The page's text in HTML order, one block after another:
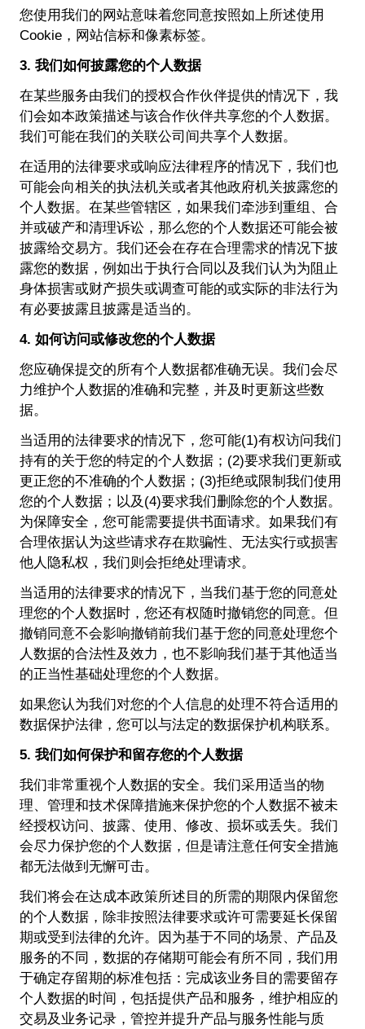
您使用我们的网站意味着您同意按照如上所述使用
Cookie，网站信标和像素标签。
3. 我们如何披露您的个人数据
在某些服务由我们的授权合作伙伴提供的情况下，我
们会如本政策描述与该合作伙伴共享您的个人数据。
我们可能在我们的关联公司间共享个人数据。
在适用的法律要求或响应法律程序的情况下，我们也
可能会向相关的执法机关或者其他政府机关披露您的
个人数据。在某些管辖区，如果我们牵涉到重组、合
并或破产和清理诉讼，那么您的个人数据还可能会被
披露给交易方。我们还会在存在合理需求的情况下披
露您的数据，例如出于执行合同以及我们认为为阻止
身体损害或财产损失或调查可能的或实际的非法行为
有必要披露且披露是适当的。
4. 如何访问或修改您的个人数据
您应确保提交的所有个人数据都准确无误。我们会尽
力维护个人数据的准确和完整，并及时更新这些数
据。
当适用的法律要求的情况下，您可能(1)有权访问我们
持有的关于您的特定的个人数据；(2)要求我们更新或
更正您的不准确的个人数据；(3)拒绝或限制我们使用
您的个人数据；以及(4)要求我们删除您的个人数据。
为保障安全，您可能需要提供书面请求。如果我们有
合理依据认为这些请求存在欺骗性、无法实行或损害
他人隐私权，我们则会拒绝处理请求。
当适用的法律要求的情况下，当我们基于您的同意处
理您的个人数据时，您还有权随时撤销您的同意。但
撤销同意不会影响撤销前我们基于您的同意处理您个
人数据的合法性及效力，也不影响我们基于其他适当
的正当性基础处理您的个人数据。
如果您认为我们对您的个人信息的处理不符合适用的
数据保护法律，您可以与法定的数据保护机构联系。
5. 我们如何保护和留存您的个人数据
我们非常重视个人数据的安全。我们采用适当的物
理、管理和技术保障措施来保护您的个人数据不被未
经授权访问、披露、使用、修改、损坏或丢失。我们
会尽力保护您的个人数据，但是请注意任何安全措施
都无法做到无懈可击。
我们将会在达成本政策所述目的所需的期限内保留您
的个人数据，除非按照法律要求或许可需要延长保留
期或受到法律的允许。因为基于不同的场景、产品及
服务的不同，数据的存储期可能会有所不同，我们用
于确定存留期的标准包括：完成该业务目的需要留存
个人数据的时间，包括提供产品和服务，维护相应的
交易及业务记录，管控并提升产品与服务性能与质